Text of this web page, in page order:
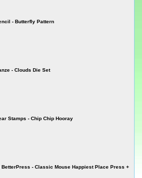
- Butterfly Pattern
- Clouds Die Set
Stamps - Chip Chip Hooray
- Classic Mouse Happiest Place Press +